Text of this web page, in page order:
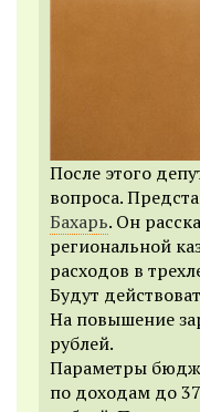
После этого
вопроса.
Бахарь. Он
региональной
расходов в
Будут
На повышение
рублей.
Параметры
по доходам до